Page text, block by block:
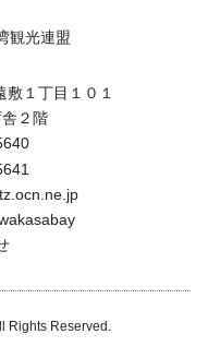
観光連盟
１丁目１０１
２階
Rights Reserved.